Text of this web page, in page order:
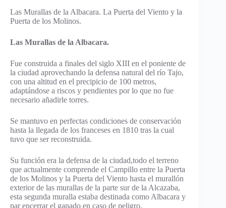
Las Murallas de la Albacara. La Puerta del Viento y la
Puerta de los Molinos.
Las Murallas de la Albacara.
Fue construida a finales del siglo XIII en el poniente de
la ciudad aprovechando la defensa natural del río Tajo,
con una altitud en el precipicio de 100 metros,
adaptándose a riscos y pendientes por lo que no fue
necesario añadirle torres.
Se mantuvo en perfectas condiciones de conservación
hasta la llegada de los franceses en 1810 tras la cual
tuvo que ser reconstruida.
Su función era la defensa de la ciudad,todo el terreno
que actualmente comprende el Campillo entre la Puerta
de los Molinos y la Puerta del Viento hasta el murallón
exterior de las murallas de la parte sur de la Alcazaba,
esta segunda muralla estaba destinada como Albacara y
par encerrar el ganado en caso de peligro.